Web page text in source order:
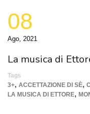
08
Ago, 2021
La musica di
Tags
3+, ACCETTAZIONE DI SÈ,
LA MUSICA DI ETTORE,